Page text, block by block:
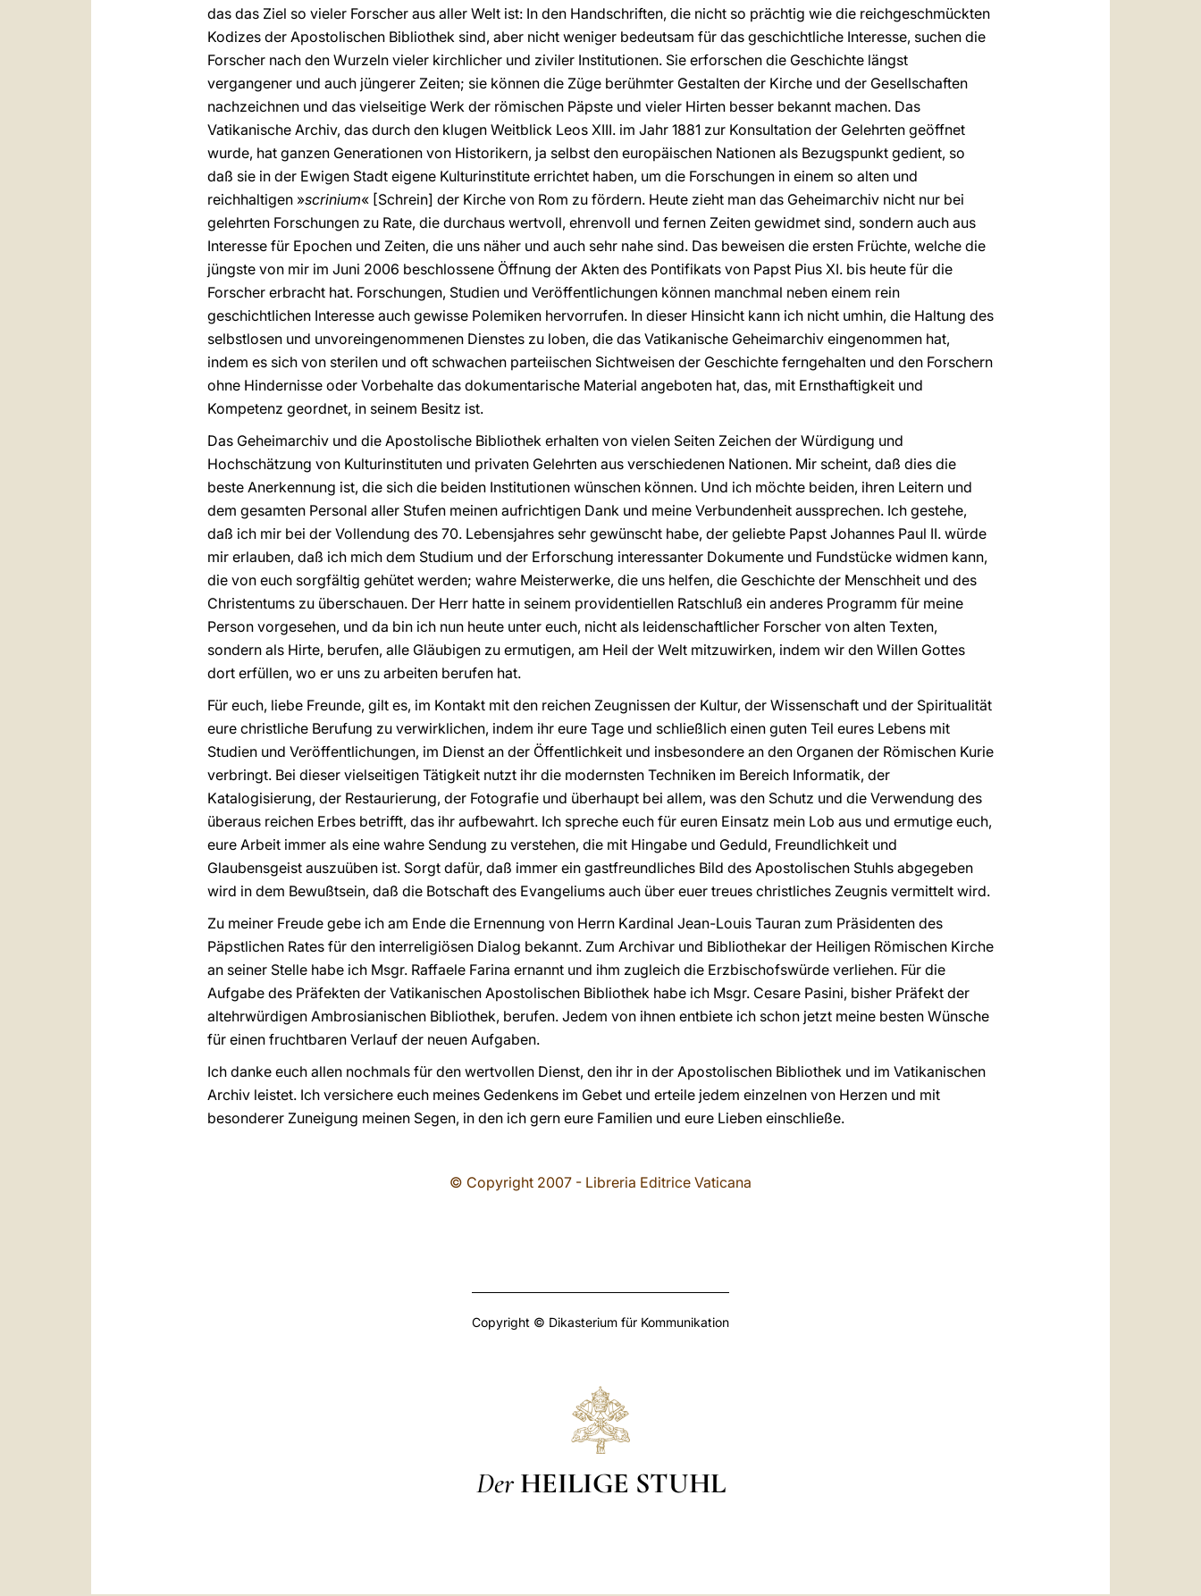
das das Ziel so vieler Forscher aus aller Welt ist: In den Handschriften, die nicht so prächtig wie die reichgeschmückten
Kodizes der Apostolischen Bibliothek sind, aber nicht weniger bedeutsam für das geschichtliche Interesse, suchen die
Forscher nach den Wurzeln vieler kirchlicher und ziviler Institutionen. Sie erforschen die Geschichte längst
vergangener und auch jüngerer Zeiten; sie können die Züge berühmter Gestalten der Kirche und der Gesellschaften
nachzeichnen und das vielseitige Werk der römischen Päpste und vieler Hirten besser bekannt machen. Das
Vatikanische Archiv, das durch den klugen Weitblick Leos XIII. im Jahr 1881 zur Konsultation der Gelehrten geöffnet
wurde, hat ganzen Generationen von Historikern, ja selbst den europäischen Nationen als Bezugspunkt gedient, so
daß sie in der Ewigen Stadt eigene Kulturinstitute errichtet haben, um die Forschungen in einem so alten und
reichhaltigen »scrinium« [Schrein] der Kirche von Rom zu fördern. Heute zieht man das Geheimarchiv nicht nur bei
gelehrten Forschungen zu Rate, die durchaus wertvoll, ehrenvoll und fernen Zeiten gewidmet sind, sondern auch aus
Interesse für Epochen und Zeiten, die uns näher und auch sehr nahe sind. Das beweisen die ersten Früchte, welche die
jüngste von mir im Juni 2006 beschlossene Öffnung der Akten des Pontifikats von Papst Pius XI. bis heute für die
Forscher erbracht hat. Forschungen, Studien und Veröffentlichungen können manchmal neben einem rein
geschichtlichen Interesse auch gewisse Polemiken hervorrufen. In dieser Hinsicht kann ich nicht umhin, die Haltung des
selbstlosen und unvoreingenommenen Dienstes zu loben, die das Vatikanische Geheimarchiv eingenommen hat,
indem es sich von sterilen und oft schwachen parteiischen Sichtweisen der Geschichte ferngehalten und den Forschern
ohne Hindernisse oder Vorbehalte das dokumentarische Material angeboten hat, das, mit Ernsthaftigkeit und
Kompetenz geordnet, in seinem Besitz ist.
Das Geheimarchiv und die Apostolische Bibliothek erhalten von vielen Seiten Zeichen der Würdigung und
Hochschätzung von Kulturinstituten und privaten Gelehrten aus verschiedenen Nationen. Mir scheint, daß dies die
beste Anerkennung ist, die sich die beiden Institutionen wünschen können. Und ich möchte beiden, ihren Leitern und
dem gesamten Personal aller Stufen meinen aufrichtigen Dank und meine Verbundenheit aussprechen. Ich gestehe,
daß ich mir bei der Vollendung des 70. Lebensjahres sehr gewünscht habe, der geliebte Papst Johannes Paul II. würde
mir erlauben, daß ich mich dem Studium und der Erforschung interessanter Dokumente und Fundstücke widmen kann,
die von euch sorgfältig gehütet werden; wahre Meisterwerke, die uns helfen, die Geschichte der Menschheit und des
Christentums zu überschauen. Der Herr hatte in seinem providentiellen Ratschluß ein anderes Programm für meine
Person vorgesehen, und da bin ich nun heute unter euch, nicht als leidenschaftlicher Forscher von alten Texten,
sondern als Hirte, berufen, alle Gläubigen zu ermutigen, am Heil der Welt mitzuwirken, indem wir den Willen Gottes
dort erfüllen, wo er uns zu arbeiten berufen hat.
Für euch, liebe Freunde, gilt es, im Kontakt mit den reichen Zeugnissen der Kultur, der Wissenschaft und der Spiritualität
eure christliche Berufung zu verwirklichen, indem ihr eure Tage und schließlich einen guten Teil eures Lebens mit
Studien und Veröffentlichungen, im Dienst an der Öffentlichkeit und insbesondere an den Organen der Römischen Kurie
verbringt. Bei dieser vielseitigen Tätigkeit nutzt ihr die modernsten Techniken im Bereich Informatik, der
Katalogisierung, der Restaurierung, der Fotografie und überhaupt bei allem, was den Schutz und die Verwendung des
überaus reichen Erbes betrifft, das ihr aufbewahrt. Ich spreche euch für euren Einsatz mein Lob aus und ermutige euch,
eure Arbeit immer als eine wahre Sendung zu verstehen, die mit Hingabe und Geduld, Freundlichkeit und
Glaubensgeist auszuüben ist. Sorgt dafür, daß immer ein gastfreundliches Bild des Apostolischen Stuhls abgegeben
wird in dem Bewußtsein, daß die Botschaft des Evangeliums auch über euer treues christliches Zeugnis vermittelt wird.
Zu meiner Freude gebe ich am Ende die Ernennung von Herrn Kardinal Jean-Louis Tauran zum Präsidenten des
Päpstlichen Rates für den interreligiösen Dialog bekannt. Zum Archivar und Bibliothekar der Heiligen Römischen Kirche
an seiner Stelle habe ich Msgr. Raffaele Farina ernannt und ihm zugleich die Erzbischofswürde verliehen. Für die
Aufgabe des Präfekten der Vatikanischen Apostolischen Bibliothek habe ich Msgr. Cesare Pasini, bisher Präfekt der
altehrwürdigen Ambrosianischen Bibliothek, berufen. Jedem von ihnen entbiete ich schon jetzt meine besten Wünsche
für einen fruchtbaren Verlauf der neuen Aufgaben.
Ich danke euch allen nochmals für den wertvollen Dienst, den ihr in der Apostolischen Bibliothek und im Vatikanischen
Archiv leistet. Ich versichere euch meines Gedenkens im Gebet und erteile jedem einzelnen von Herzen und mit
besonderer Zuneigung meinen Segen, in den ich gern eure Familien und eure Lieben einschließe.
© Copyright 2007 - Libreria Editrice Vaticana
Copyright © Dikasterium für Kommunikation
Der HEILIGE STUHL